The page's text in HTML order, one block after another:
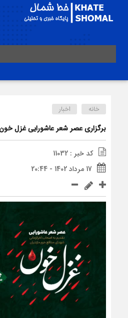
خانه اخبار
برگزاری عصر شعر عاشورایی غزل
کد خبر : 11032
17 مرداد 1402 - 20:44